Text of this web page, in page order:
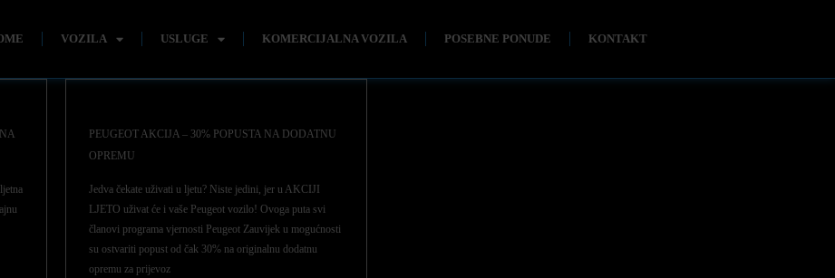
VOZILA USLUGE KOMERCIJALNA VOZILA POSEBNE PONUDE KONTAKT
PEUGEOT AKCIJA – 30% POPUSTA NA DODATNU
OPREMU
Jedva čekate uživati u ljetu? Niste jedini, jer u AKCIJI
LJETO uživat će i vaše Peugeot vozilo! Ovoga puta svi
članovi programa vjernosti Peugeot Zauvijek u mogućnosti
su ostvariti popust od čak 30% na originalnu dodatnu
opremu za prijevoz